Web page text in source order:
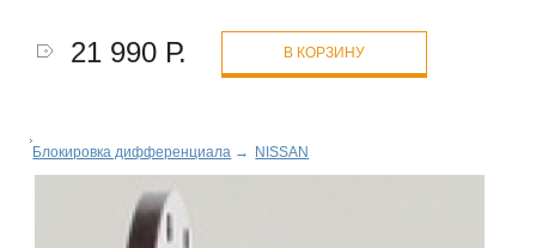
21 990 Р. В КОРЗИНУ
Блокировка дифференциала → NISSAN